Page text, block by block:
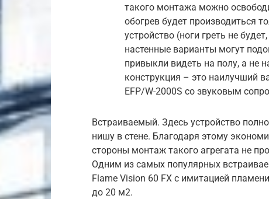
такого монтажа можно
обогрев будет производиться
устройство (ноги греть не
настенные варианты могут
привыкли видеть на полу, а не
конструкция – это наилучший
EFP/W-2000S со звуковым
Встраиваемый. Здесь устройство
нишу в стене. Благодаря этому
стороны монтаж такого агрегата не
Одним из самых популярных
Flame Vision 60 FX с имитацией
до 20 м2.